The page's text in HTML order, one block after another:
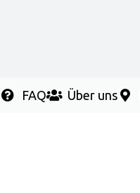
FAQ Über uns